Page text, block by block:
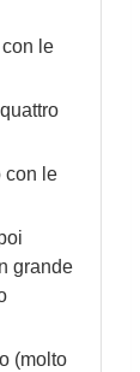
le
con le
grande
(molto